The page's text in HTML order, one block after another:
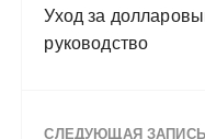
Уход за
руководство
СЛЕДУЮЩАЯ ЗАПИСЬ